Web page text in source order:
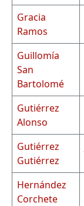
Gracia
Ramos
Guillomía
San
Bartolomé
Gutiérrez
Alonso
Gutiérrez
Gutiérrez
Hernández
Corchete